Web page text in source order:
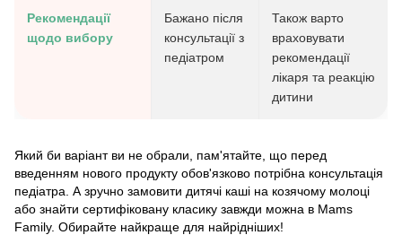
Рекомендації
щодо вибору
Бажано після
консультації з
педіатром
Також варто
враховувати
рекомендації
лікаря та реакцію
дитини
Який би варіант ви не обрали, пам'ятайте, що перед
введенням нового продукту обов'язково потрібна консультація
педіатра. А зручно замовити дитячі каші на козячому молоці
або знайти сертифіковану класику завжди можна в Mams
Family. Обирайте найкраще для найрідніших!